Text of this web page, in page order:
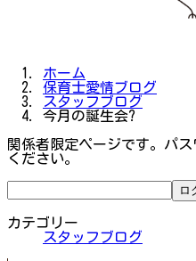
ホーム
保育士愛情ブログ
スタッフブログ
今月の誕生会?
関係者限定ページです。パ
ください。
カテゴリー
スタッフブログ